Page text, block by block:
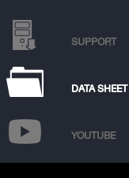
SUPPORT
DATA SHEET
YOUTUBE